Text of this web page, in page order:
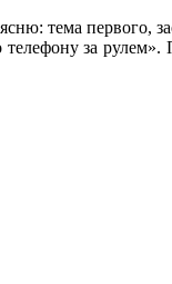
тема первого,
телефону за